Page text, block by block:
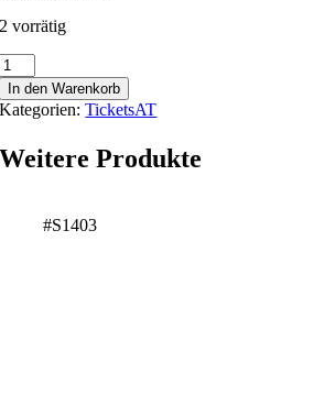
2 vorrätig
In den Warenkorb
Kategorien:TicketsAT
Weitere Produkte
#S1403